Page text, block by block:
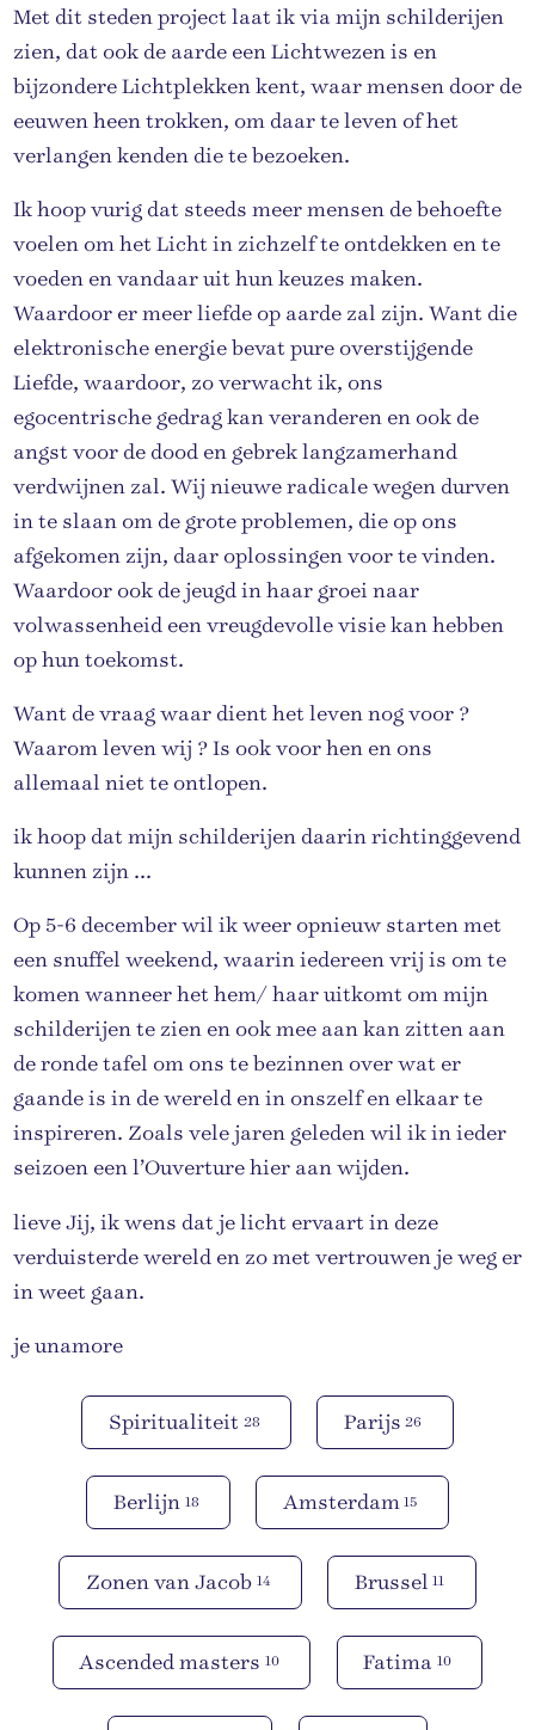
Met dit steden project laat ik via mijn schilderijen
zien, dat ook de aarde een Lichtwezen is en
bijzondere Lichtplekken kent, waar mensen door de
eeuwen heen trokken, om daar te leven of het
verlangen kenden die te bezoeken.
Ik hoop vurig dat steeds meer mensen de behoefte
voelen om het Licht in zichzelf te ontdekken en te
voeden en vandaar uit hun keuzes maken.
Waardoor er meer liefde op aarde zal zijn. Want die
elektronische energie bevat pure overstijgende
Liefde, waardoor, zo verwacht ik, ons
egocentrische gedrag kan veranderen en ook de
angst voor de dood en gebrek langzamerhand
verdwijnen zal. Wij nieuwe radicale wegen durven
in te slaan om de grote problemen, die op ons
afgekomen zijn, daar oplossingen voor te vinden.
Waardoor ook de jeugd in haar groei naar
volwassenheid een vreugdevolle visie kan hebben
op hun toekomst.
Want de vraag waar dient het leven nog voor ?
Waarom leven wij ? Is ook voor hen en ons
allemaal niet te ontlopen.
ik hoop dat mijn schilderijen daarin richtinggevend
kunnen zijn ...
Op 5-6 december wil ik weer opnieuw starten met
een snuffel weekend, waarin iedereen vrij is om te
komen wanneer het hem/ haar uitkomt om mijn
schilderijen te zien en ook mee aan kan zitten aan
de ronde tafel om ons te bezinnen over wat er
gaande is in de wereld en in onszelf en elkaar te
inspireren. Zoals vele jaren geleden wil ik in ieder
seizoen een l’Ouverture hier aan wijden.
lieve Jij, ik wens dat je licht ervaart in deze
verduisterde wereld en zo met vertrouwen je weg er
in weet gaan.
je unamore
Spiritualiteit 28 Parijs 26
Berlijn 18 Amsterdam 15
Zonen van Jacob 14 Brussel 11
Ascended masters 10 Fatima 10